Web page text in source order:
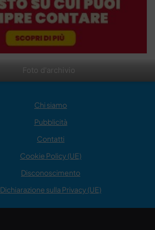
Foto d'archivio
Chi siamo
Pubblicità
Contatti
Cookie Policy (UE)
Disconoscimento
Dichiarazione sulla Privacy (UE)